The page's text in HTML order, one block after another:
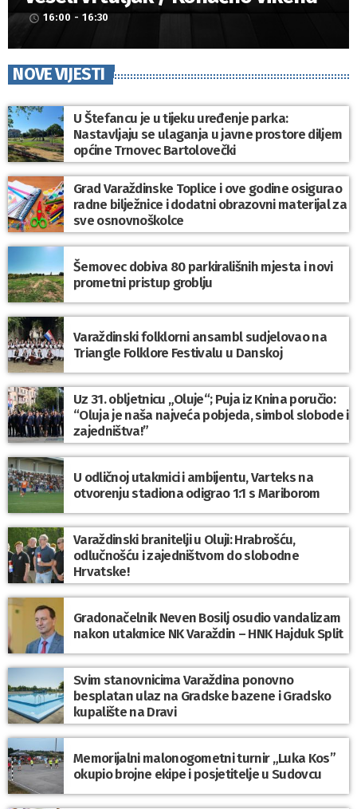
access_time 16:00 - 16:30
NOVE VIJESTI
U Štefancu je u tijeku uređenje parka:
Nastavljaju se ulaganja u javne prostore diljem
općine Trnovec Bartolovečki
Grad Varaždinske Toplice i ove godine osigurao
radne bilježnice i dodatni obrazovni materijal za
sve osnovnoškolce
Šemovec dobiva 80 parkirališnih mjesta i novi
prometni pristup groblju
Varaždinski folklorni ansambl sudjelovao na
Triangle Folklore Festivalu u Danskoj
Uz 31. obljetnicu „Oluje“; Puja iz Knina poručio:
“Oluja je naša najveća pobjeda, simbol slobode i
zajedništva!”
U odličnoj utakmici i ambijentu, Varteks na
otvorenju stadiona odigrao 1:1 s Mariborom
Varaždinski branitelji u Oluji: Hrabrošću,
odlučnošću i zajedništvom do slobodne
Hrvatske!
Gradonačelnik Neven Bosilj osudio vandalizam
nakon utakmice NK Varaždin – HNK Hajduk Split
Svim stanovnicima Varaždina ponovno
besplatan ulaz na Gradske bazene i Gradsko
kupalište na Dravi
Memorijalni malonogometni turnir „Luka Kos”
okupio brojne ekipe i posjetitelje u Sudovcu